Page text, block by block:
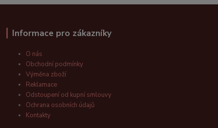
Informace pro zákazníky
O nás
Obchodní podmínky
Výměna zboží
Reklamace
Odstoupení od kupní smlouvy
Ochrana osobních údajů
Kontakty